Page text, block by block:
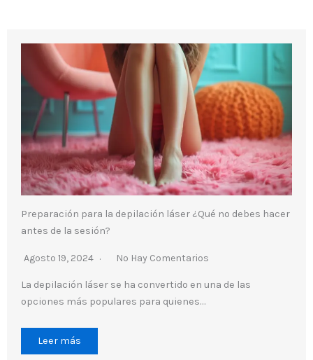
Preparación para la depilación láser ¿Qué no debes hacer
antes de la sesión?
Agosto 19, 2024 No Hay Comentarios
La depilación láser se ha convertido en una de las
opciones más populares para quienes…
Leer más